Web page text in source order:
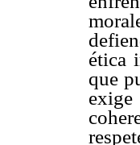
ética
que
exige